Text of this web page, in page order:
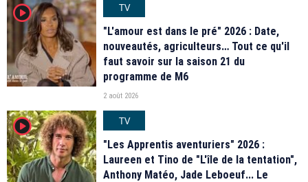
player2
TV
"L'amour est dans le pré" 2026 : Date,
nouveautés, agriculteurs… Tout ce qu'il
faut savoir sur la saison 21 du
programme de M6
2 août 2026
player2
TV
"Les Apprentis aventuriers" 2026 :
Laureen et Tino de "L'île de la tentation",
Anthony Matéo, Jade Leboeuf... Le